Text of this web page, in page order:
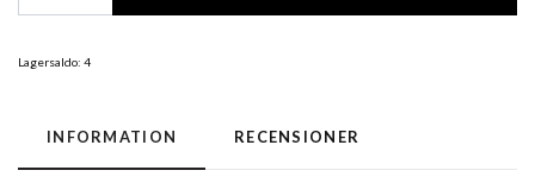
Lagersaldo: 4
INFORMATION RECENSIONER